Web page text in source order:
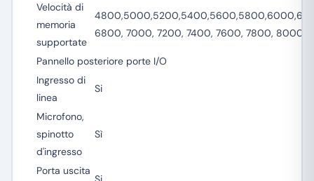
Velocità di
memoria
supportate
6800, 7000, 7200, 7400, 7600, 7800, 8000,
Pannello posteriore porte I/O
Ingresso di
linea
Si
Microfono,
spinotto
d'ingresso
Sì
Porta uscita